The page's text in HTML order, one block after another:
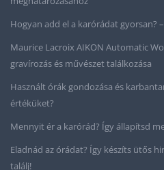
Hogyan add el a karórádat gyorsan?
Maurice Lacroix AIKON Automatic
gravírozás és művészet találkozása
Használt órák gondozása és
értéküket?
Mennyit ér a karórád? Így állapítsd
Eladnád az órádat? Így készíts ütős
találj!